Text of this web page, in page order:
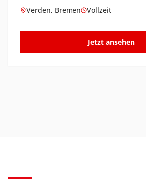
Verden, Bremen Vollzeit
Jetzt ansehen